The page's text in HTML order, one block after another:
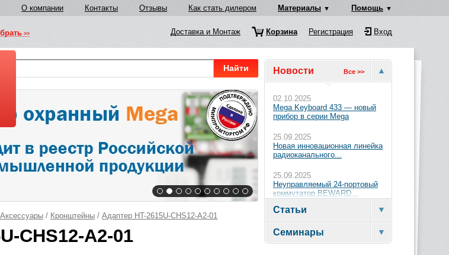
О компании Контакты Отзывы Как стать дилером Материалы Помощь
Доставка и Монтаж Корзина Регистрация Вход
Новости Все >>
02.10.2025
Mega Keyboard 433 — новый
прибор в серии Mega
25.09.2025
Новая инновационная линейка
радиоканального...
25.09.2025
Неуправляемый 24-портовый
коммутатор BEWARD...
Статьи
Семинары
Найти
Аксессуары / Кронштейны / Адаптер HT-2615U-CHS12-A2-01
CHS12-A2-01